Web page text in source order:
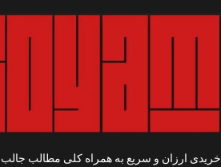
خریدی ارزان و سریع به همراه کلی مطالب جالب